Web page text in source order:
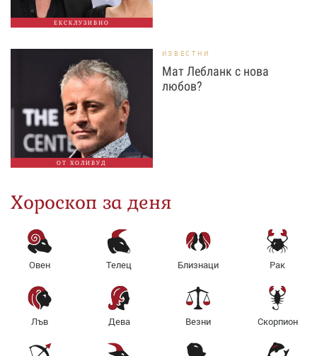
ЕКСКЛУЗИВНО
ОТ ХОЛИВУД
ИЗВЕСТНИ
Мат Лебланк с нова
любов?
Хороскоп за деня
Овен Телец Близнаци Рак
Лъв Дева Везни Скорпион